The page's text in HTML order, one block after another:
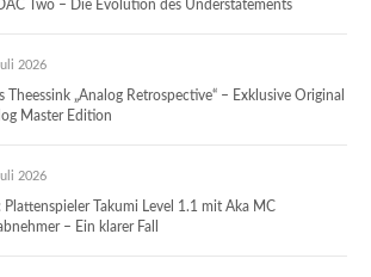
Two – Die Evolution des Understatements
2026
Theessink „Analog Retrospective“ – Exklusive Original
Master Edition
2026
Plattenspieler Takumi Level 1.1 mit Aka MC
– Ein klarer Fall